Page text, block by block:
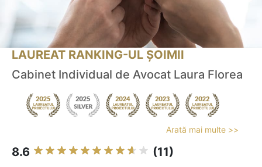
LAUREAT RANKING-UL ȘOIMII
Cabinet Individual de Avocat Laura Florea
Arată mai multe >>
8.6 (11)